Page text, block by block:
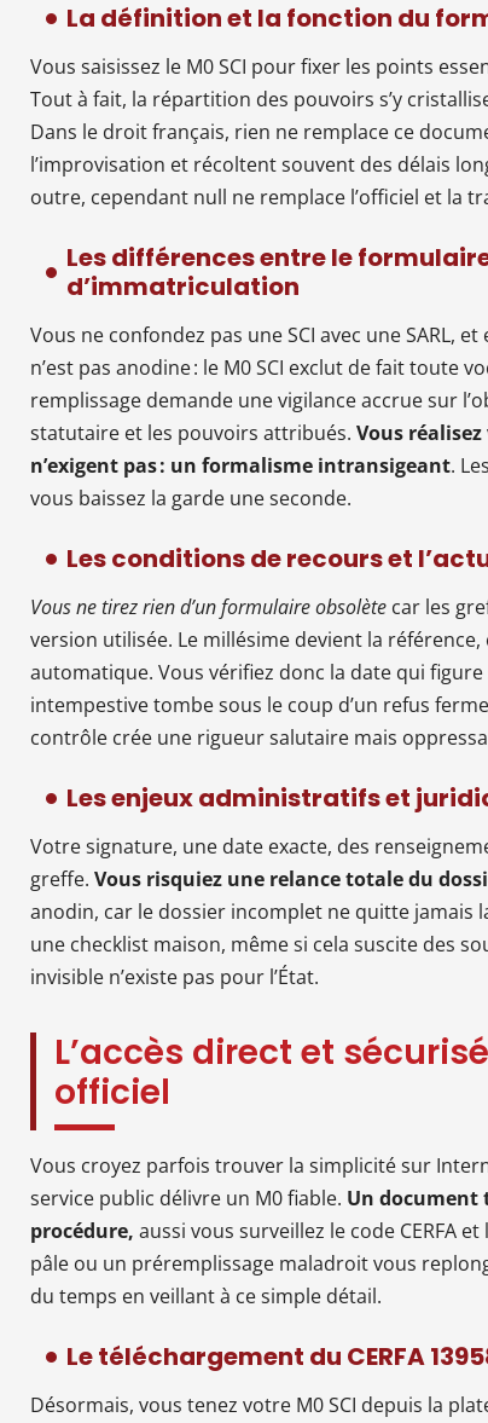
La définition et la fonction du
Vous saisissez le M0 SCI pour fixer les points
Tout à fait, la répartition des pouvoirs s’y
Dans le droit français, rien ne remplace ce
l’improvisation et récoltent souvent des délais
outre, cependant null ne remplace l’officiel et la
Les différences entre le
d’immatriculation
Vous ne confondez pas une SCI avec une SARL,
n’est pas anodine : le M0 SCI exclut de fait toute
remplissage demande une vigilance accrue sur
statutaire et les pouvoirs attribués. Vous
n’exigent pas : un formalisme intransigeant.
vous baissez la garde une seconde.
Les conditions de recours et
Vous ne tirez rien d’un formulaire obsolète car les
version utilisée. Le millésime devient la
automatique. Vous vérifiez donc la date qui figure
intempestive tombe sous le coup d’un refus
contrôle crée une rigueur salutaire mais
Les enjeux administratifs et
Votre signature, une date exacte, des
greffe. Vous risquiez une relance totale du
anodin, car le dossier incomplet ne quitte jamais
une checklist maison, même si cela suscite des
invisible n’existe pas pour l’État.
L’accès direct et
officiel
Vous croyez parfois trouver la simplicité sur
service public délivre un M0 fiable. Un document
procédure, aussi vous surveillez le code CERFA
pâle ou un préremplissage maladroit vous
du temps en veillant à ce simple détail.
Le téléchargement du CERFA
Désormais, vous tenez votre M0 SCI depuis la